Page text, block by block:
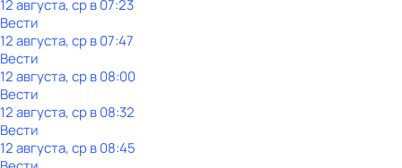
12 августа, ср в 07:23
Вести
12 августа, ср в 07:47
Вести
12 августа, ср в 08:00
Вести
12 августа, ср в 08:32
Вести
12 августа, ср в 08:45